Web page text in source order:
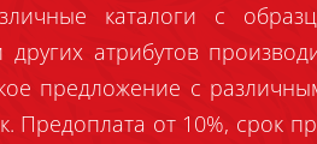
каталоги с
атрибутов
предложение с
Предоплата от 10%, срок